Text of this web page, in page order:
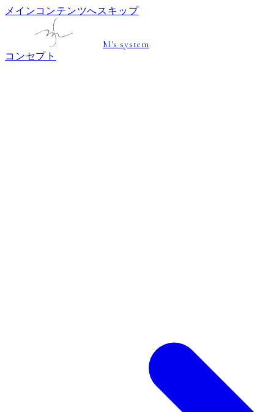
メインコンテンツへスキップ
M's system
コンセプト